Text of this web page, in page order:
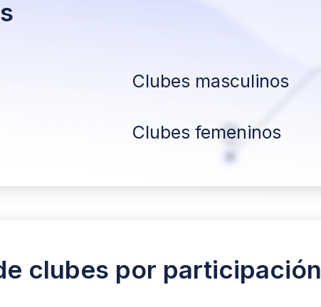
Clubes masculinos
Clubes femeninos
clubes por participación